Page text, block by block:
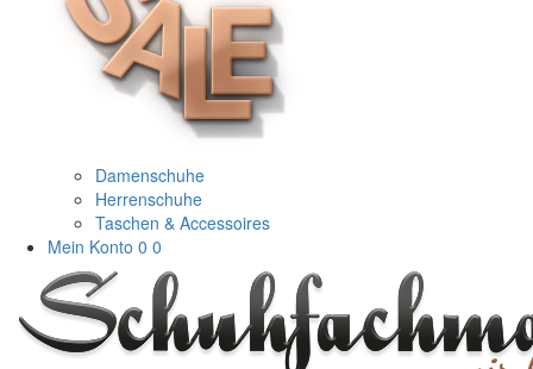
Damenschuhe
Herrenschuhe
Taschen & Accessoires
Mein Konto 0 0